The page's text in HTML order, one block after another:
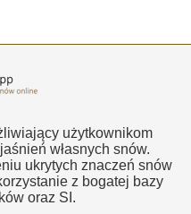
użytkownikom
własnych snów.
ukrytych znaczeń snów
z bogatej bazy
oraz SI.